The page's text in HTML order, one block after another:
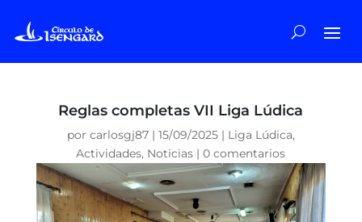
Reglas completas VII Liga Lúdica
por carlosgj87| 15/09/2025| Liga Lúdica,
Actividades, Noticias |0 comentarios